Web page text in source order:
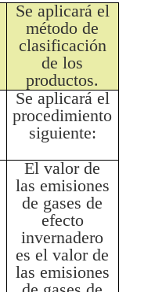
Se aplicará el
método de
clasificación
de los
productos.
Se aplicará el
procedimiento
siguiente:
El valor de
las emisiones
de gases de
efecto
invernadero
es el valor de
las emisiones